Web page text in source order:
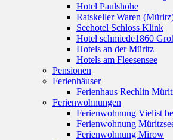
Hotel Paulshöhe
Ratskeller Waren
Seehotel Schloss Klink
Hotel schmiede1860
Hotels an der Müritz
Hotels am Fleesensee
Pensionen
Ferienhäuser
Ferienhaus Rechlin
Ferienwohnungen
Ferienwohnung Vielist
Ferienwohnung
Ferienwohnung Mirow